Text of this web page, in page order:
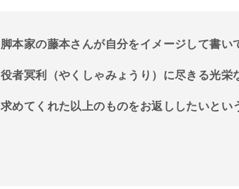
脚本家の藤本さんが自分をイメージして書い
役者冥利（やくしゃみょうり）に尽きる光栄
求めてくれた以上のものをお返ししたいとい